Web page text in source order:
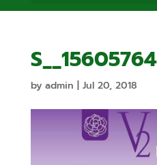
S__15605764
by admin Jul 20, 2018